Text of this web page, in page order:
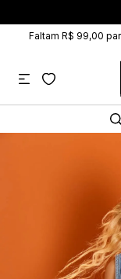
Faltam R$ 99,00